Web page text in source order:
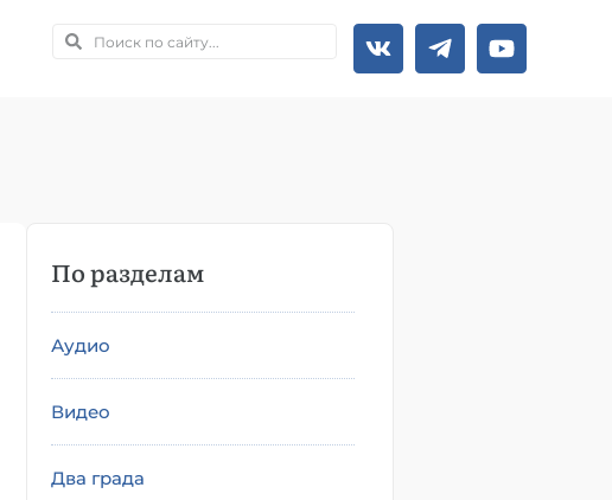
По разделам
Аудио
Видео
Два града